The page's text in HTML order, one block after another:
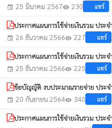
event 25 มีนาคม 2567visibility 230 แชร์
ประกาศแผนการใช้จ่ายเงินรวม ปร
event 26 ธันวาคม 2566visibility 227 แชร์
ประกาศแผนการใช้จ่ายเงินรวม ปร
event 25 ธันวาคม 2566visibility 225 แชร์
ข้อบัญญัติ งบประมาณรายจ่าย ประ
event 20 กันยายน 2564visibility 340 แชร์
ประกาศแผนการใช้จ่ายเงินรวม ปร